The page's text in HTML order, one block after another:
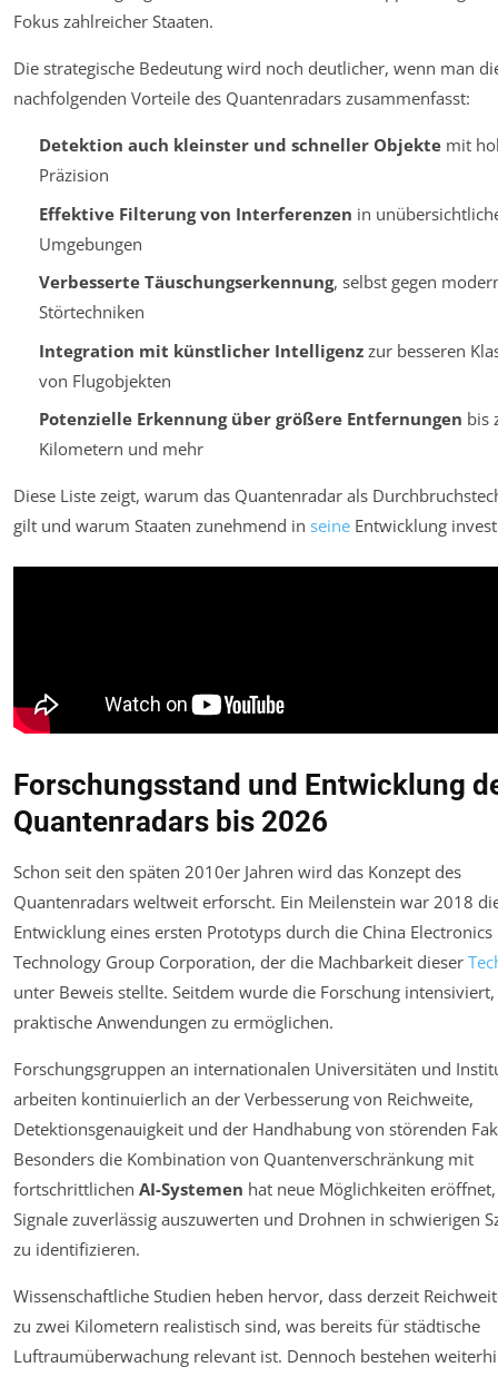
Fokus zahlreicher Staaten.
Die strategische Bedeutung wird noch deutlicher, wenn man
nachfolgenden Vorteile des Quantenradars zusammenfasst:
Detektion auch kleinster und schneller Objektemit
Präzision
Effektive Filterung von Interferenzen in
Umgebungen
Verbesserte Täuschungserkennung, selbst gegen
Störtechniken
Integration mit künstlicher Intelligenzzur besseren
von Flugobjekten
Potenzielle Erkennung über größere Entfernungen bis
Kilometern und mehr
Diese Liste zeigt, warum das Quantenradar als
gilt und warum Staaten zunehmend in seine Entwicklung
Forschungsstand und Entwicklung
Quantenradars bis 2026
Schon seit den späten 2010er Jahren wird das Konzept des
Quantenradars weltweit erforscht. Ein Meilenstein war 2018
Entwicklung eines ersten Prototyps durch die China Electronics
Technology Group Corporation, der die Machbarkeit dieser
unter Beweis stellte. Seitdem wurde die Forschung
praktische Anwendungen zu ermöglichen.
Forschungsgruppen an internationalen Universitäten und
arbeiten kontinuierlich an der Verbesserung von Reichweite,
Detektionsgenauigkeit und der Handhabung von störenden
Besonders die Kombination von Quantenverschränkung mit
fortschrittlichen AI-Systemen hat neue Möglichkeiten
Signale zuverlässig auszuwerten und Drohnen in schwierigen
zu identifizieren.
Wissenschaftliche Studien heben hervor, dass derzeit
zu zwei Kilometern realistisch sind, was bereits für städtische
Luftraumüberwachung relevant ist. Dennoch bestehen